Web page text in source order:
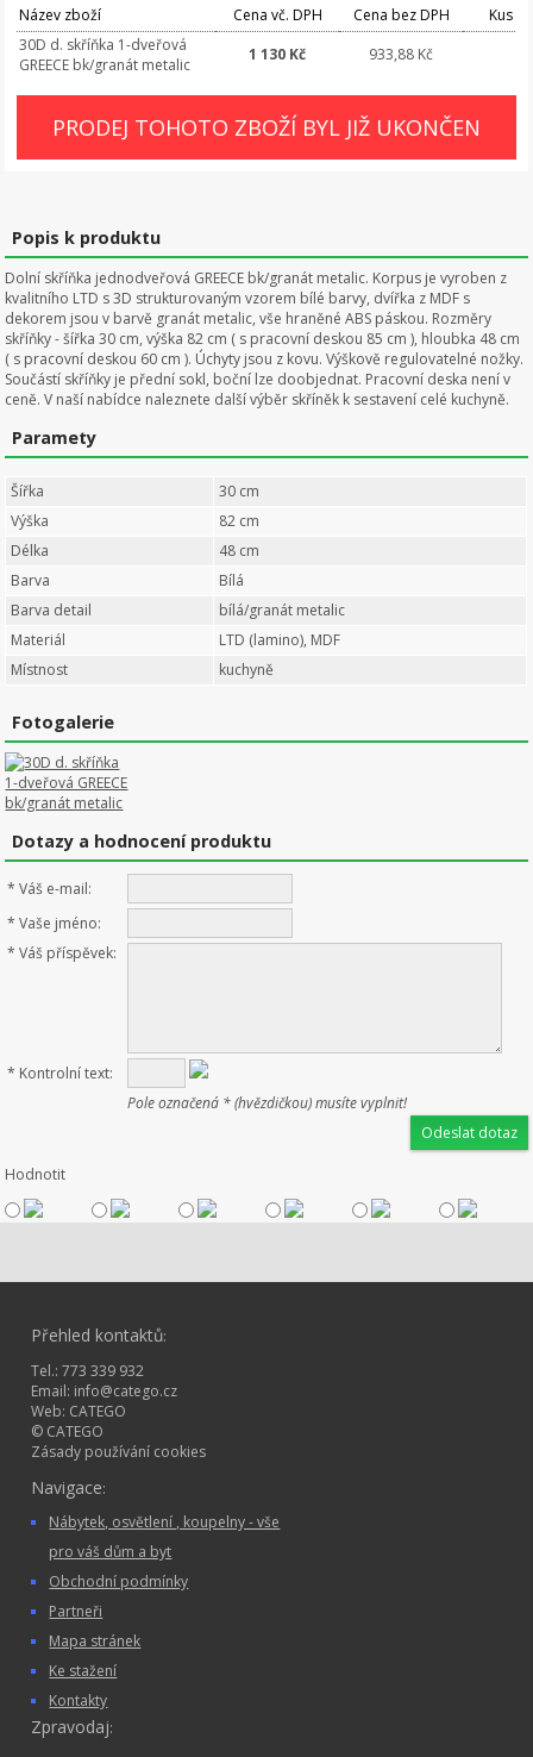
Název zboží Cena vč. DPH Cena bez DPH
Kus
30D d. skříňka 1-dveřová
GREECE bk/granát metalic
1 130 Kč 933,88 Kč
PRODEJ TOHOTO ZBOŽÍ BYL JIŽ UKONČEN
Popis k produktu
Dolní skříňka jednodveřová GREECE bk/granát metalic. Korpus je vyroben z
kvalitního LTD s 3D strukturovaným vzorem bílé barvy, dvířka z MDF s
dekorem jsou v barvě granát metalic, vše hraněné ABS páskou. Rozměry
skříňky - šířka 30 cm, výška 82 cm ( s pracovní deskou 85 cm ), hloubka 48 cm
( s pracovní deskou 60 cm ). Úchyty jsou z kovu. Výškově regulovatelné nožky.
Součástí skříňky je přední sokl, boční lze doobjednat. Pracovní deska není v
ceně. V naší nabídce naleznete další výběr skříněk k sestavení celé kuchyně.
Paramety
Šířka
30 cm
Výška
82 cm
Délka
48 cm
Barva
Bílá
Barva detail
bílá/granát metalic
Materiál
LTD (lamino), MDF
Místnost
kuchyně
Fotogalerie
Dotazy a hodnocení produktu
* Váš e-mail:
* Vaše jméno:
* Váš příspěvek:
* Kontrolní text:
Pole označená * (hvězdičkou) musíte vyplnit!
Hodnotit
Přehled kontaktů:
Tel.: 773 339 932
Email: info@catego.cz
Web: CATEGO
© CATEGO
Zásady používání cookies
Navigace:
Nábytek, osvětlení , koupelny - vše
pro váš dům a byt
Obchodní podmínky
Partneři
Mapa stránek
Ke stažení
Kontakty
Zpravodaj: